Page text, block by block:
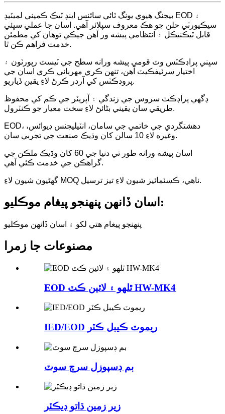
بيجنگ هيوي يونگ ٽائي سائنس اينڊ ٽيڪ ڪمپني لميٽيڊ EOD ۽
سيڪيورٽي حلن جو هڪ معروف سپلائر آهي. اسان جا عملي سڀئي
قابل ٽيڪنيڪل ۽ انتظامي پيشه ور آهن جيڪي توهان کي مطمئن
خدمت فراهم ڪن ٿا.
سڀني پراڊڪٽس وٽ قومي پيشه ورانه سطح جي ٽيسٽ رپورٽون ۽
اختيار سرٽيفڪيٽ آهن، تنهن ڪري مهرباني ڪري اسان جي
پروڊڪٽس کي آرڊر ڪرڻ لاءِ يقين ڏياريو.
ڊگھي پراڊڪٽ سروس جي زندگي ۽ آپريٽر جي ڪم کي محفوظ
طريقي سان يقيني بڻائڻ لاءِ سخت معيار جو ڪنٽرول.
EOD، دهشتگردي جي خاتمي جي سامان، انٽيليجنس ڊيوائس،
وغيره لاءِ 10 سالن کان وڌيڪ صنعت جي تجربي سان.
اسان پيشه ورانه طور تي دنيا جي 60 کان وڌيڪ ملڪن جي
گراهڪن جي خدمت ڪئي آهي.
گهڻيون شيون لاءِ MOQ ناهي، ڪسٽمائيز شيون لاءِ تيز ترسيل.
اسان ڏانهن پنهنجو پيغام موڪليو:
پنهنجو پيغام هتي لکو ۽ اسان ڏانهن موڪليو
مصنوعات جا زمرا
EOD ٿلهو ۽ لائين ڪٽ HW-MK4
IED/EOD ريموٽ ڪيبل ڪٽر
بم ڊسپوزل سرچ سوٽ
زير زمين ڌاتو ڊيڪٽر